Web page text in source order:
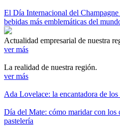
El Día Internacional del
bebidas más emblemáticas del
Actualidad empresarial de nuestra
ver más
La realidad de nuestra región.
ver más
Ada Lovelace: la encantadora de los
Día del Mate: cómo maridar con los
pastelería